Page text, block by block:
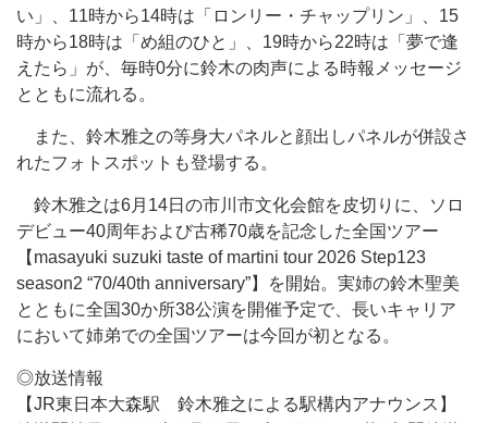
い」、11時から14時は「ロンリー・チャップリン」、15
時から18時は「め組のひと」、19時から22時は「夢で逢
えたら」が、毎時0分に鈴木の肉声による時報メッセージ
とともに流れる。
また、鈴木雅之の等身大パネルと顔出しパネルが併設さ
れたフォトスポットも登場する。
鈴木雅之は6月14日の市川市文化会館を皮切りに、ソロ
デビュー40周年および古稀70歳を記念した全国ツアー
【masayuki suzuki taste of martini tour 2026 Step123
season2 “70/40th anniversary”】を開始。実姉の鈴木聖美
とともに全国30か所38公演を開催予定で、長いキャリア
において姉弟での全国ツアーは今回が初となる。
◎放送情報
【JR東日本大森駅 鈴木雅之による駅構内アナウンス】